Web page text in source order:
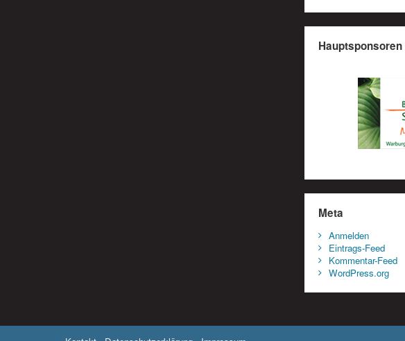
Hauptsponsoren
Meta
Anmelden
Eintrags-Feed
Kommentar-Feed
WordPress.org